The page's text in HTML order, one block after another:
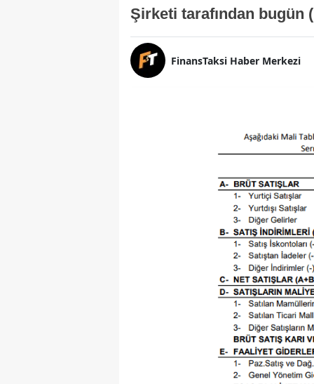
Şirketi tarafından bugün
FinansTaksi Haber Merkezi